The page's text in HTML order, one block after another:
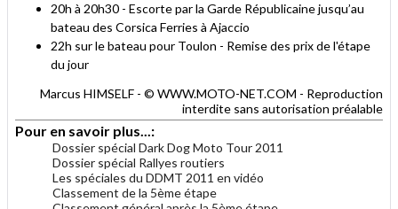
20h à 20h30 - Escorte par la Garde Républicaine jusqu’au
bateau des Corsica Ferries à Ajaccio
22h sur le bateau pour Toulon - Remise des prix de l'étape
du jour
Marcus HIMSELF - © WWW.MOTO-NET.COM - Reproduction
interdite sans autorisation préalable
Pour en savoir plus...:
Dossier spécial Dark Dog Moto Tour 2011
Dossier spécial Rallyes routiers
Les spéciales du DDMT 2011 en vidéo
Classement de la 5ème étape